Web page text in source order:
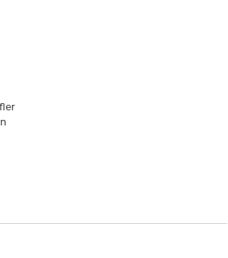
inga förkonfigurerade integreringar för
Använd Flow Builder för att skapa
som definierar hur begäran samlas